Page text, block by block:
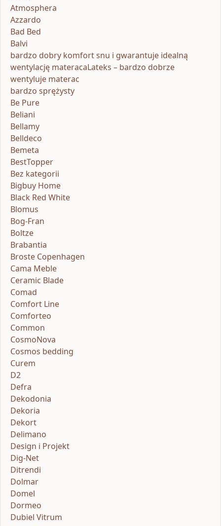
Atmosphera
Azzardo
Bad Bed
Balvi
bardzo dobry komfort snu i gwarantuje idealną
wentylację materacaLateks – bardzo dobrze
wentyluje materac
bardzo sprężysty
Be Pure
Beliani
Bellamy
Belldeco
Bemeta
BestTopper
Bez kategorii
Bigbuy Home
Black Red White
Blomus
Bog-Fran
Boltze
Brabantia
Broste Copenhagen
Cama Meble
Ceramic Blade
Comad
Comfort Line
Comforteo
Common
CosmoNova
Cosmos bedding
Curem
D2
Defra
Dekodonia
Dekoria
Dekort
Delimano
Design i Projekt
Dig-Net
Ditrendi
Dolmar
Domel
Dormeo
Dubiel Vitrum